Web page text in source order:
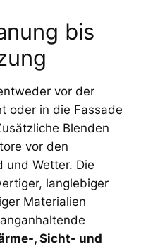
bis
vor der
oder in die Fassade
Blenden
vor den
und Wetter. Die
langlebiger
Materialien
, Sicht- und